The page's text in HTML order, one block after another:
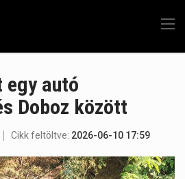
egy autó
Doboz között
Cikk feltöltve: 2026-06-10 17:59